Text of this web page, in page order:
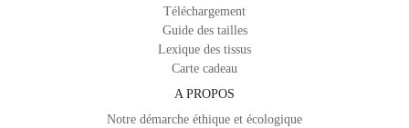
Téléchargement
Guide des tailles
Lexique des tissus
Carte cadeau
A PROPOS
Notre démarche éthique et écologique